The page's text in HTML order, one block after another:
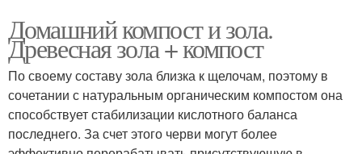
Домашний компост и зола.
Древесная зола + компост
По своему составу зола близка к щелочам, поэтому в
сочетании с натуральным органическим компостом она
способствует стабилизации кислотного баланса
последнего. За счет этого черви могут более